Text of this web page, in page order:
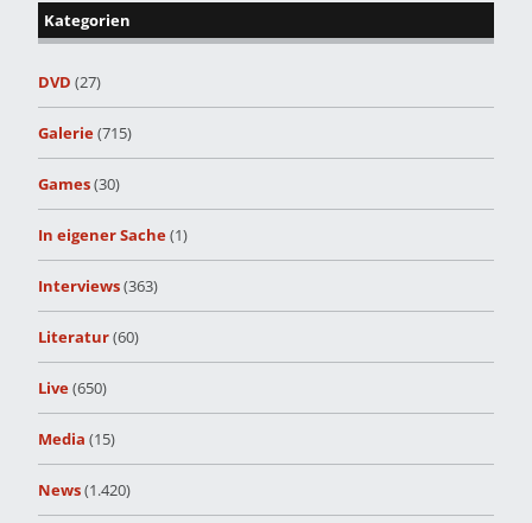
Kategorien
DVD (27)
Galerie(715)
Games(30)
In eigener Sache(1)
Interviews(363)
Literatur(60)
Live(650)
Media (15)
News(1.420)